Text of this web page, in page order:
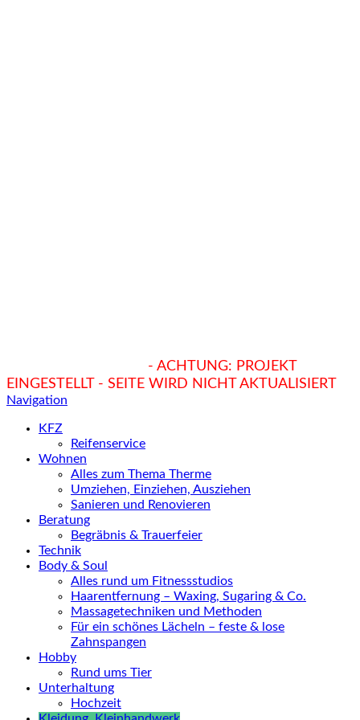
- ACHTUNG: PROJEKT
EINGESTELLT - SEITE WIRD NICHT AKTUALISIERT
Navigation
KFZ
Reifenservice
Wohnen
Alles zum Thema Therme
Umziehen, Einziehen, Ausziehen
Sanieren und Renovieren
Beratung
Begräbnis & Trauerfeier
Technik
Body & Soul
Alles rund um Fitnessstudios
Haarentfernung – Waxing, Sugaring & Co.
Massagetechniken und Methoden
Für ein schönes Lächeln – feste & lose
Zahnspangen
Hobby
Rund ums Tier
Unterhaltung
Hochzeit